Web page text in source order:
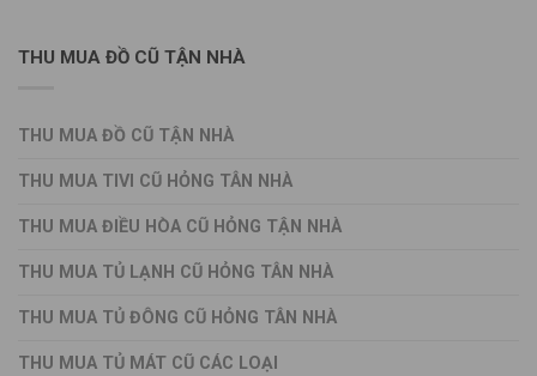
THU MUA ĐỒ CŨ TẬN NHÀ
THU MUA ĐỒ CŨ TẬN NHÀ
THU MUA TIVI CŨ HỎNG TÂN NHÀ
THU MUA ĐIỀU HÒA CŨ HỎNG TẬN NHÀ
THU MUA TỦ LẠNH CŨ HỎNG TÂN NHÀ
THU MUA TỦ ĐÔNG CŨ HỎNG TÂN NHÀ
THU MUA TỦ MÁT CŨ CÁC LOẠI